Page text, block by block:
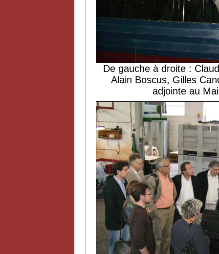
De gauche à droite :
Alain Boscus, Gilles
adjointe au